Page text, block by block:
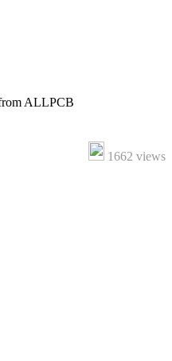
ALLPCB
1662 views